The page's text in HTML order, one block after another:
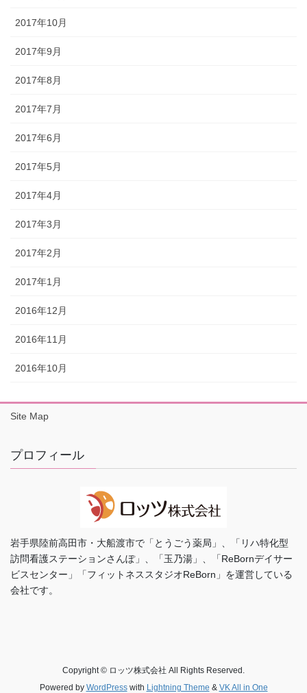
2017年10月
2017年9月
2017年8月
2017年7月
2017年6月
2017年5月
2017年4月
2017年3月
2017年2月
2017年1月
2016年12月
2016年11月
2016年10月
Site Map
プロフィール
岩手県陸前高田市・大船渡市で「とうごう薬局」、「リハ特化型
訪問看護ステーションさんぽ」、「玉乃湯」、「ReBornデイサー
ビスセンター」「フィットネススタジオReBorn」を運営している
会社です。
Copyright © ロッツ株式会社 All Rights Reserved.
Powered by WordPresswith Lightning Theme & VK All in One